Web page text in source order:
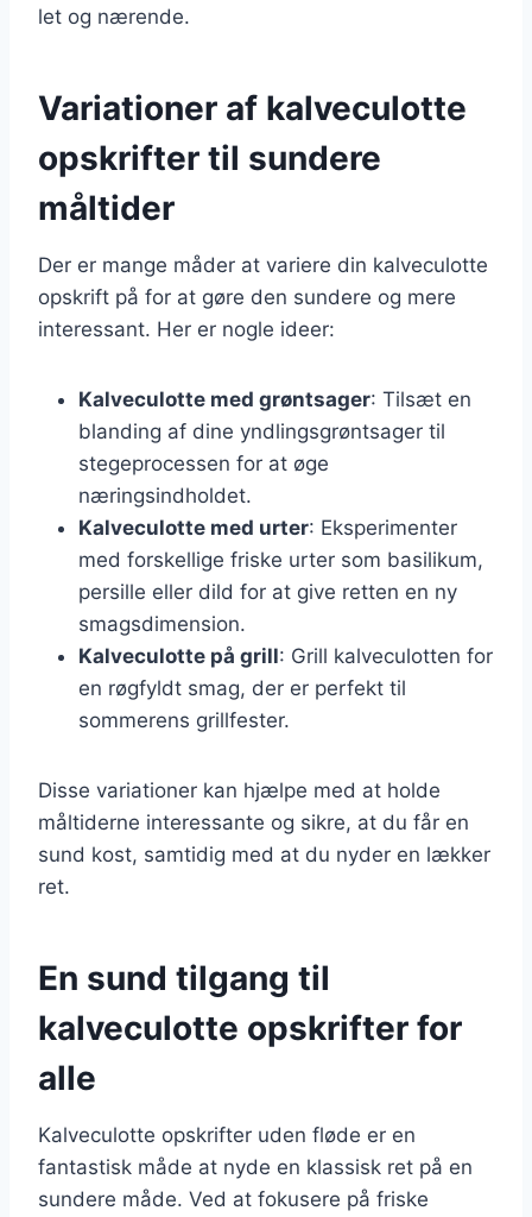
let og nærende.
Variationer af kalveculotte
opskrifter til sundere
måltider
Der er mange måder at variere din kalveculotte
opskrift på for at gøre den sundere og mere
interessant. Her er nogle ideer:
Kalveculotte med grøntsager: Tilsæt en
blanding af dine yndlingsgrøntsager til
stegeprocessen for at øge
næringsindholdet.
Kalveculotte med urter: Eksperimenter
med forskellige friske urter som basilikum,
persille eller dild for at give retten en ny
smagsdimension.
Kalveculotte på grill: Grill kalveculotten for
en røgfyldt smag, der er perfekt til
sommerens grillfester.
Disse variationer kan hjælpe med at holde
måltiderne interessante og sikre, at du får en
sund kost, samtidig med at du nyder en lækker
ret.
En sund tilgang til
kalveculotte opskrifter for
alle
Kalveculotte opskrifter uden fløde er en
fantastisk måde at nyde en klassisk ret på en
sundere måde. Ved at fokusere på friske